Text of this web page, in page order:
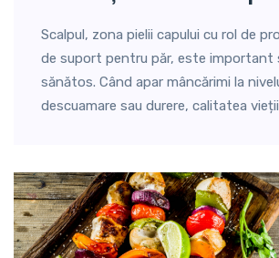
Scalpul, zona pielii capului cu rol de
de suport pentru păr, este important
sănătos. Când apar mâncărimi la
descuamare sau durere, calitatea vieții